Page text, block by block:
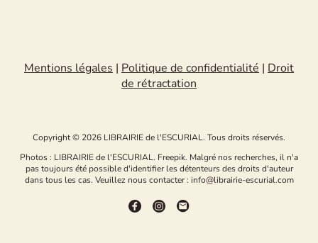
Mentions légales | Politique de confidentialité | Droit
de rétractation
Copyright © 2026 LIBRAIRIE de l'ESCURIAL. Tous droits réservés.
Photos : LIBRAIRIE de l'ESCURIAL. Freepik. Malgré nos recherches, il n'a
pas toujours été possible d'identifier les détenteurs des droits d'auteur
dans tous les cas. Veuillez nous contacter : info@librairie-escurial.com